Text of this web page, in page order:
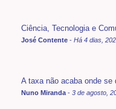
Ciência, Tecnologia e
José Contente - Há 4 dias,
A taxa não acaba onde se
Nuno Miranda - 3 de agosto,